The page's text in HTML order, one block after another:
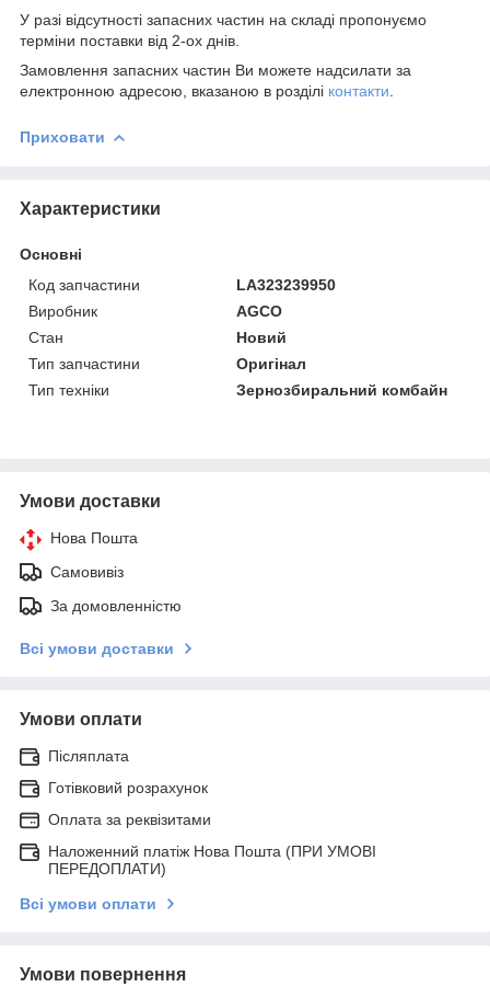
У разі відсутності запасних частин на складі пропонуємо
терміни поставки від 2-ох днів.
Замовлення запасних частин Ви можете надсилати за
електронною адресою, вказаною в розділі контакти
Приховати
Характеристики
Основні
Код запчастини
LA323239950
Виробник
AGCO
Стан
Новий
Тип запчастини
Оригінал
Тип техніки
Зернозбиральний комбайн
Умови доставки
Нова Пошта
Самовивіз
За домовленністю
Всі умови доставки
Умови оплати
Післяплата
Готівковий розрахунок
Оплата за реквізитами
Наложенний платіж Нова Пошта (ПРИ УМОВІ
ПЕРЕДОПЛАТИ)
Всі умови оплати
Умови повернення